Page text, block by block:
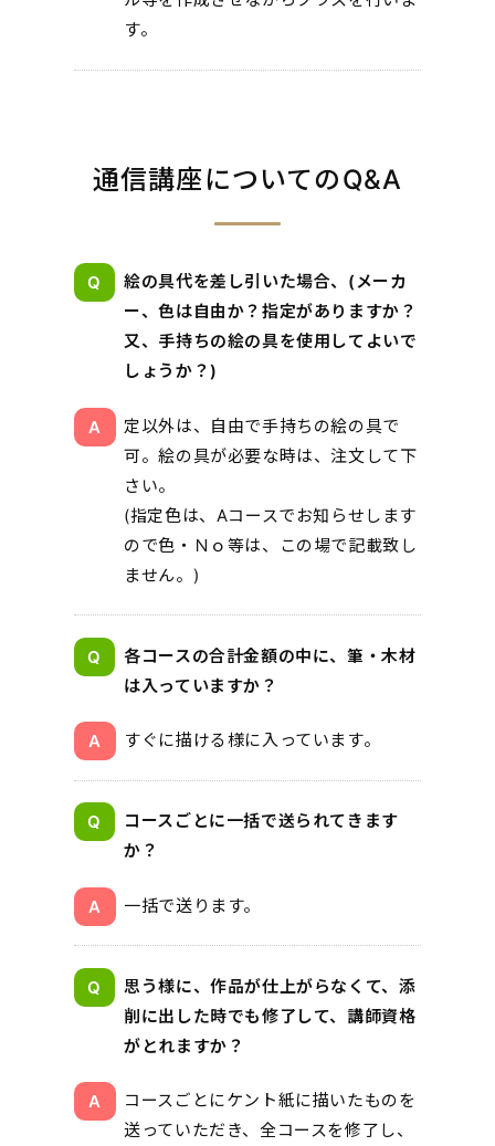
す。
通信講座についてのQ&A
絵の具代を差し引いた場合、(メーカ
ー、色は自由か？指定がありますか？
又、手持ちの絵の具を使用してよいで
しょうか？)
定以外は、自由で手持ちの絵の具で
可。絵の具が必要な時は、注文して下
さい。
(指定色は、Aコースでお知らせします
ので色・Ｎｏ等は、この場で記載致し
ません。)
各コースの合計金額の中に、筆・木材
は入っていますか？
すぐに描ける様に入っています。
コースごとに一括で送られてきます
か？
一括で送ります。
思う様に、作品が仕上がらなくて、添
削に出した時でも修了して、講師資格
がとれますか？
コースごとにケント紙に描いたものを
送っていただき、全コースを修了し、